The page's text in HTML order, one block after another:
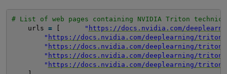
# List of web pages containing NVIDIA Triton
urls = " https://docs.nvidia.com/
" https://docs.nvidia.com/deeplearning/
" https://docs.nvidia.com/deeplearning/triton-
" https://docs.nvidia.com/deeplearning/triton-
" https://docs.nvidia.com/deeplearning/